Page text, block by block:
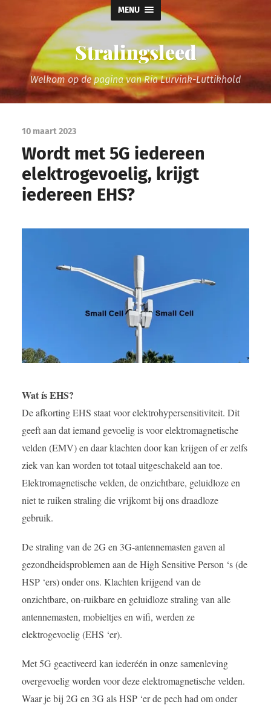
MENU
Stralingsleed
Welkom op de pagina van Ria Lurvink-Luttikhold
10 maart 2023
Wordt met 5G iedereen
elektrogevoelig, krijgt
iedereen EHS?
Wat ís EHS?
De afkorting EHS staat voor elektrohypersensitiviteit. Dit
geeft aan dat iemand gevoelig is voor elektromagnetische
velden (EMV) en daar klachten door kan krijgen of er zelfs
ziek van kan worden tot totaal uitgeschakeld aan toe.
Elektromagnetische velden, de onzichtbare, geluidloze en
niet te ruiken straling die vrijkomt bij ons draadloze
gebruik.
De straling van de 2G en 3G-antennemasten gaven al
gezondheidsproblemen aan de High Sensitive Person ‘s (de
HSP ‘ers) onder ons. Klachten krijgend van de
onzichtbare, on-ruikbare en geluidloze straling van alle
antennemasten, mobieltjes en wifi, werden ze
elektrogevoelig (EHS ‘er).
Met 5G geactiveerd kan iederéén in onze samenleving
overgevoelig worden voor deze elektromagnetische velden.
Waar je bij 2G en 3G als HSP ‘er de pech had om onder